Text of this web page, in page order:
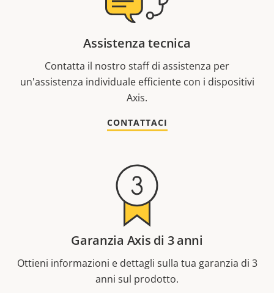
Assistenza tecnica
Contatta il nostro staff di assistenza per
un'assistenza individuale efficiente con i dispositivi
Axis.
CONTATTACI
Garanzia Axis di 3 anni
Ottieni informazioni e dettagli sulla tua garanzia di 3
anni sul prodotto.